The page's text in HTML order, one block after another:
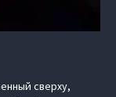
сверху,